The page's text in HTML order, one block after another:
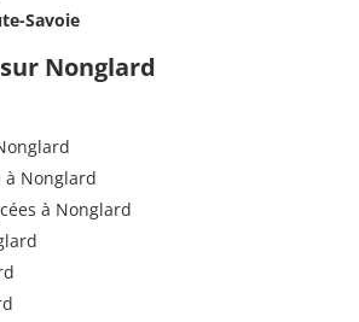
Savoie
Nonglard
à Nonglard
à Nonglard